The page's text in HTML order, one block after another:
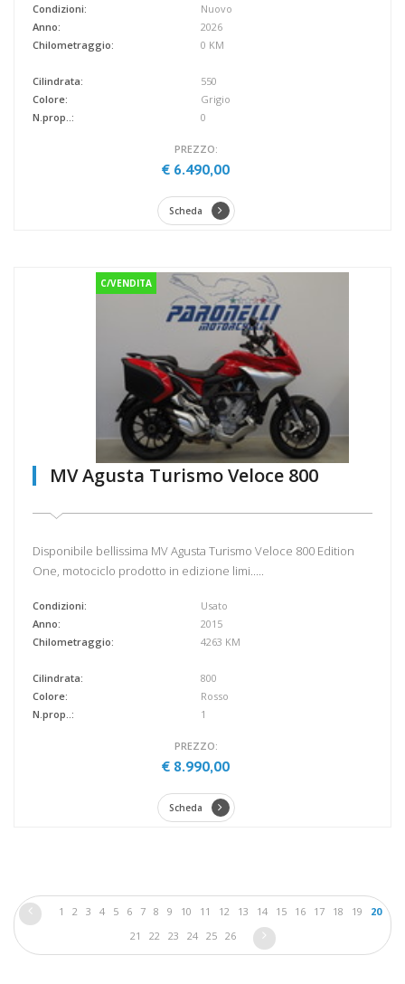
Condizioni:
Anno:
Chilometraggio:
Nuovo
2026
0 KM
Cilindrata:
Colore:
N.prop..:
550
Grigio
0
PREZZO:
€ 6.490,00
Scheda
C/VENDITA
MV Agusta Turismo Veloce 800
Disponibile bellissima MV Agusta Turismo Veloce 800 Edition
One, motociclo prodotto in edizione limi.....
Condizioni:
Anno:
Chilometraggio:
Usato
2015
4263 KM
Cilindrata:
Colore:
N.prop..:
800
Rosso
1
PREZZO:
€ 8.990,00
Scheda
1 2 3 4 5 6 7 8 9 10 11 12 13 14 15 16 17 18 19
20
21
22 23 24 25 26